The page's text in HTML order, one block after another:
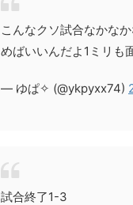
こんなクソ試合なかな
めばいいんだよ1ミリも
— ゆぱ✧︎ (@ykpyxx74)
試合終了1-3